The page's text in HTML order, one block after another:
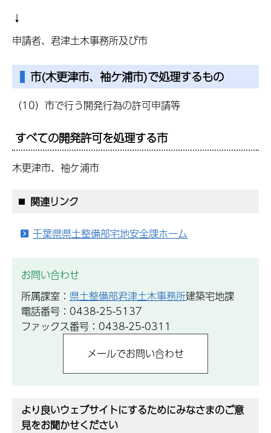
↓
申請者、君津土木事務所及び市
市(木更津市、袖ケ浦市)で処理するもの
（10）市で行う開発行為の許可申請等
すべての開発許可を処理する市
木更津市、袖ケ浦市
関連リンク
千葉県県土整備部宅地安全課ホーム
お問い合わせ
所属課室： 県土整備部君津土木事務所建築宅地課
電話番号：0438-25-5137
ファックス番号：0438-25-0311
より良いウェブサイトにするためにみなさまのご意
見をお聞かせください